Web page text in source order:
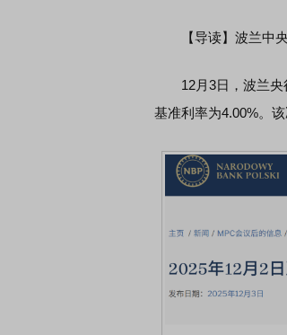
【导读】波兰中央
12月3日，波兰央
基准利率为4.00%。